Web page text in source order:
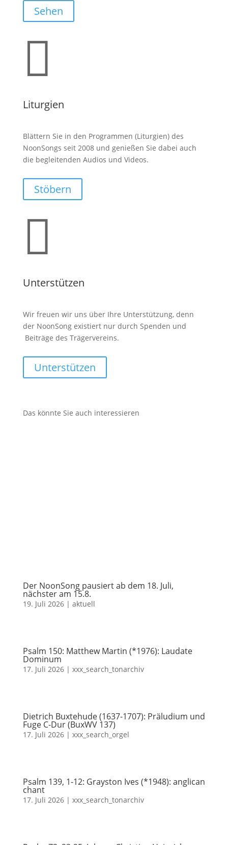
Sehen

Liturgien
Blättern Sie in den Programmen (Liturgien) des
NoonSongs seit 2008 und genießen Sie dabei auch
die begleitenden Audios und Videos.
Stöbern

Unterstützen
Wir freuen wir uns über Ihre Unterstützung, denn
der NoonSong existiert nur durch Spenden und
Beiträge des Trägervereins.
Unterstützen
Das könnte Sie auch interessieren
Der NoonSong pausiert ab dem 18. Juli,
nächster am 15.8.
19. Juli 2026| aktuell
Psalm 150: Matthew Martin (*1976): Laudate
Dominum
17. Juli 2026| xxx_search_tonarchiv
Dietrich Buxtehude (1637-1707): Präludium und
Fuge C-Dur (BuxWV 137)
17. Juli 2026| xxx_search_orgel
Psalm 139, 1-12: Grayston Ives (*1948): anglican
chant
17. Juli 2026| xxx_search_tonarchiv